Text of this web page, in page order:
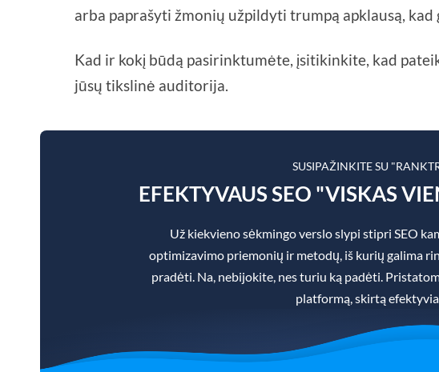
arba paprašyti žmonių užpildyti trumpą apklausą, kad
Kad ir kokį būdą pasirinktumėte, įsitikinkite, kad
jūsų tikslinė auditorija.
SUSIPAŽINKITE SU
EFEKTYVAUS SEO "VISKAS
Už kiekvieno sėkmingo verslo slypi stipri SEO
optimizavimo priemonių ir metodų, iš kurių galima
pradėti. Na, nebijokite, nes turiu ką padėti.
platformą, skirtą